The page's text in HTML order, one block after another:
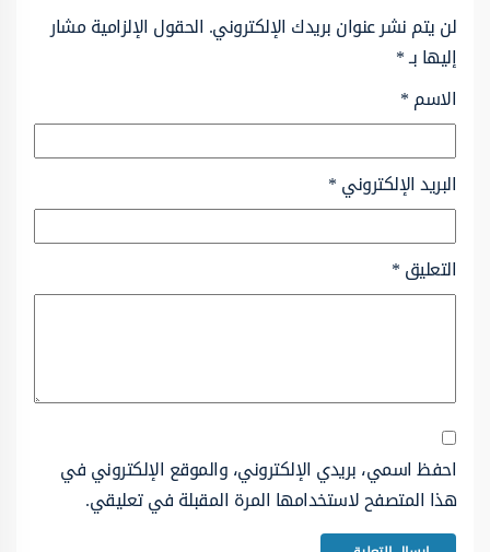
لن يتم نشر عنوان بريدك الإلكتروني. الحقول الإلزامية مشار
إليها بـ*
الاسم*
البريد الإلكتروني*
التعليق*
احفظ اسمي، بريدي الإلكتروني، والموقع الإلكتروني في
هذا المتصفح لاستخدامها المرة المقبلة في تعليقي.